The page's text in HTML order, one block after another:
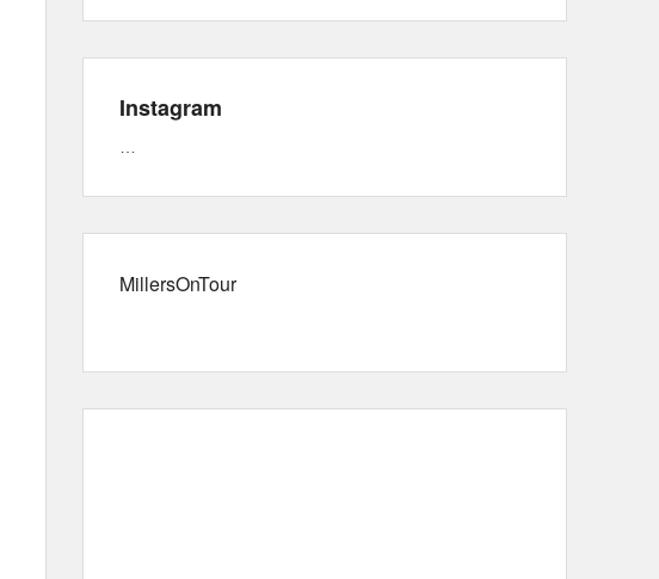
Instagram
MillersOnTour